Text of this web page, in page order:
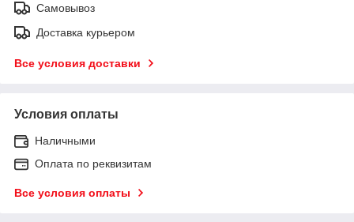
Самовывоз
Доставка курьером
Все условия доставки
Условия оплаты
Наличными
Оплата по реквизитам
Все условия оплаты